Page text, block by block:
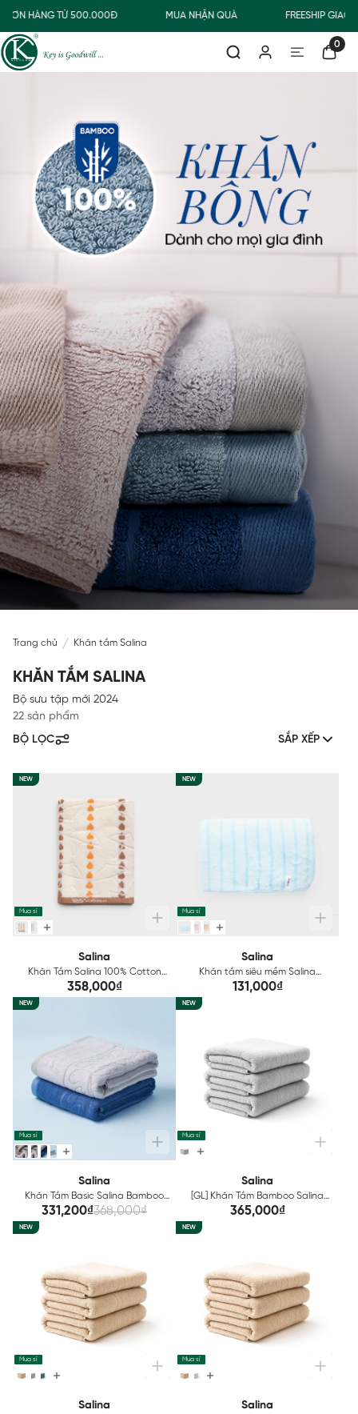
HÀNG TỪ 500.000Đ MUA NHẬN QUÀ FREESHIP GIAO
0
Trang chủ Khăn tắm Salina
KHĂN TẮM SALINA
Bộ sưu tập mới 2024
22 sản phẩm
BỘ LỌC
SẮP XẾP
NEW
Mua sỉ
Salina
Khăn Tắm Salina 100% Cotton
70x140cm SBT200
358,000₫
NEW
Mua sỉ
Salina
Khăn tắm siêu mềm Salina
50x100cm SBT009EDP01
131,000₫
NEW
Mua sỉ
Salina
Khăn Tắm Basic Salina Bamboo
SBT005EDP01
331,200₫368,000₫
NEW
Mua sỉ
Salina
[GL] Khăn Tắm Bamboo Salina
người lớn 70x140cm SBT005EGP01
365,000₫
NEW
Mua sỉ
Salina
NEW
Mua sỉ
Salina